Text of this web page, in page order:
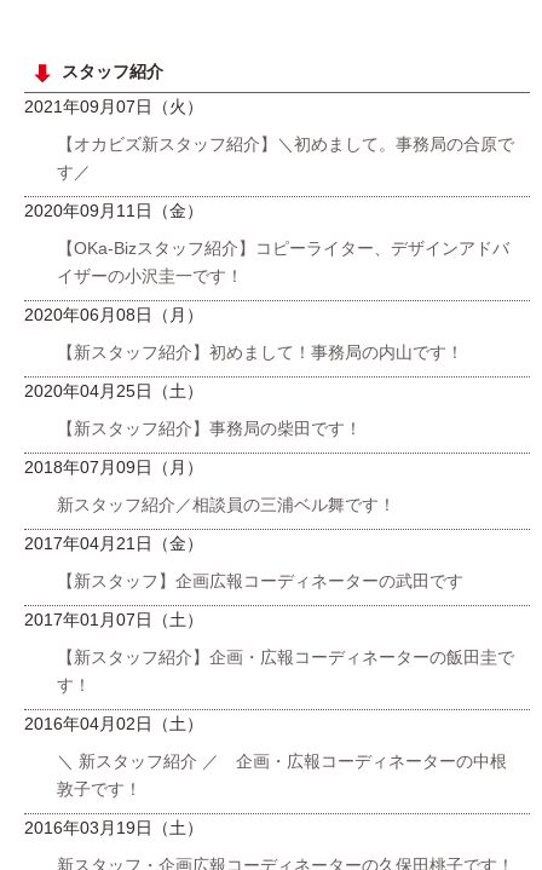
スタッフ紹介
2021年09月07日（火）
【オカビズ新スタッフ紹介】＼初めまして。事務局の合原で
す／
2020年09月11日（金）
【OKa-Bizスタッフ紹介】コピーライター、デザインアドバ
イザーの小沢圭一です！
2020年06月08日（月）
【新スタッフ紹介】初めまして！事務局の内山です！
2020年04月25日（土）
【新スタッフ紹介】事務局の柴田です！
2018年07月09日（月）
新スタッフ紹介／相談員の三浦ベル舞です！
2017年04月21日（金）
【新スタッフ】企画広報コーディネーターの武田です
2017年01月07日（土）
【新スタッフ紹介】企画・広報コーディネーターの飯田圭で
す！
2016年04月02日（土）
＼ 新スタッフ紹介 ／ 企画・広報コーディネーターの中根
敦子です！
2016年03月19日（土）
新スタッフ・企画広報コーディネーターの久保田桃子です！